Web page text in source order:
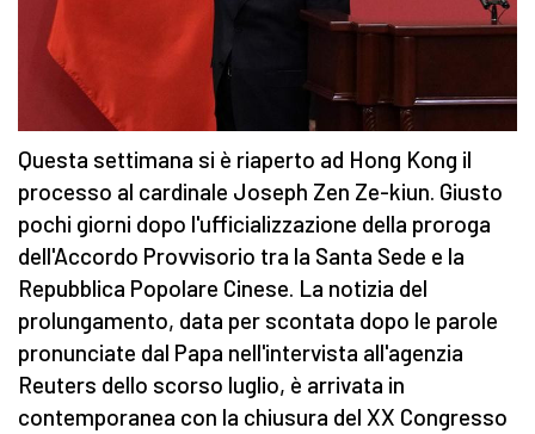
Questa settimana si è riaperto ad Hong Kong il
processo al cardinale Joseph Zen Ze-kiun. Giusto
pochi giorni dopo l'ufficializzazione della proroga
dell'Accordo Provvisorio tra la Santa Sede e la
Repubblica Popolare Cinese. La notizia del
prolungamento, data per scontata dopo le parole
pronunciate dal Papa nell'intervista all'agenzia
Reuters dello scorso luglio, è arrivata in
contemporanea con la chiusura del XX Congresso